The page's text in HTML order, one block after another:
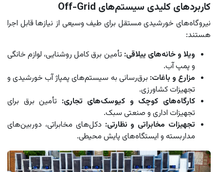
کاربردهای کلیدی سیستم‌های Off-Grid
نیروگاه‌های خورشیدی مستقل برای طیف وسیعی از نیازها قابل اجرا
هستند:
ویلا و خانه‌های ییلاقی: تأمین برق کامل روشنایی، لوازم خانگی
و پمپ آب.
مزارع و باغات: برق‌رسانی به سیستم‌های پمپاژ آب خورشیدی و
تجهیزات کشاورزی.
کارگاه‌های کوچک و کیوسک‌های تجاری: تأمین برق برای
تجهیزات اداری و صنعتی سبک.
تجهیزات مخابراتی و نظارتی: دکل‌های مخابراتی، دوربین‌های
مداربسته و ایستگاه‌های پایش محیطی.